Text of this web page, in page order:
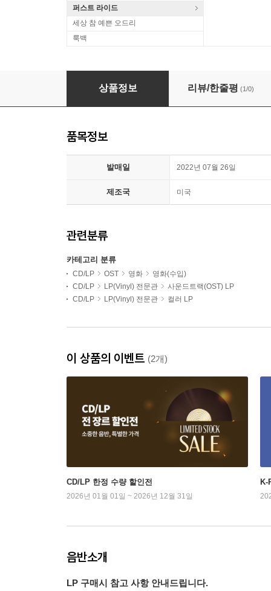
퍼스트 라이드
세상 참 예쁜 오드리
룩백
내 남자 친구의 결혼식 영화음악 (My Best
상품정보 리뷰/한줄평 (1/0)
품목정보
발매일 2022년 07월 26일
제조국 미국
관련분류
카테고리 분류
CD/LP OST 영화
영화(수입)
CD/LP
LP(Vinyl) 전문관
사운드트랙(OST) LP
CD/LP
LP(Vinyl) 전문관 컬러 LP
이 상품의 이벤트 (2개)
CD/LP 한정 수량 할인전
2026년 01월 01일 ~ 2026년 12월 31일
K-
음반소개
LP 구매시 참고 사항 안내드립니다.